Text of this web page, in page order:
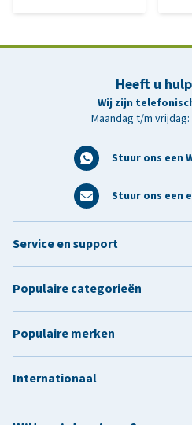
Heeft u
Wij zijn
Maandag t/m vrijdag:
Stuur ons een
Stuur ons een
Service en support
Populaire categorieën
Populaire merken
Internationaal